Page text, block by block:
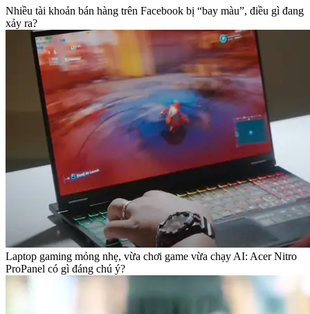
Nhiều tài khoản bán hàng trên Facebook bị “bay màu”, điều gì đang
xảy ra?
Laptop gaming mỏng nhẹ, vừa chơi game vừa chạy AI: Acer Nitro
ProPanel có gì đáng chú ý?